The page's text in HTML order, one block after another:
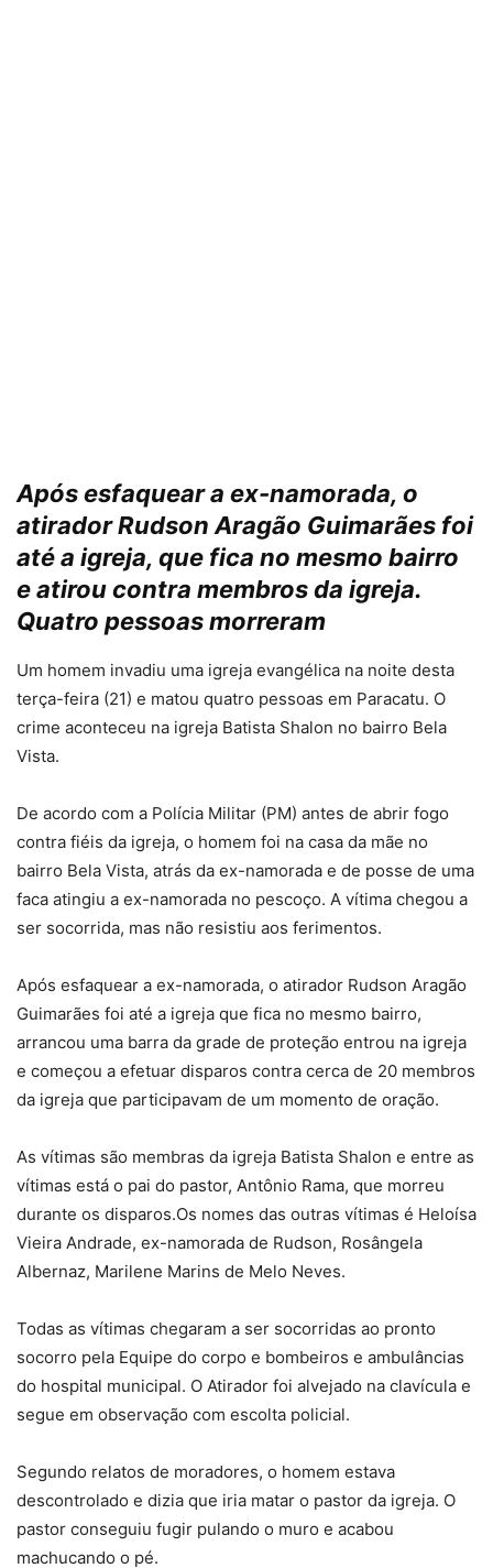
Após esfaquear a ex-namorada, o
atirador Rudson Aragão Guimarães foi
até a igreja, que fica no mesmo bairro
e atirou contra membros da igreja.
Quatro pessoas morreram
Um homem invadiu uma igreja evangélica na noite desta
terça-feira (21) e matou quatro pessoas em Paracatu. O
crime aconteceu na igreja Batista Shalon no bairro Bela
Vista.
De acordo com a Polícia Militar (PM) antes de abrir fogo
contra fiéis da igreja, o homem foi na casa da mãe no
bairro Bela Vista, atrás da ex-namorada e de posse de uma
faca atingiu a ex-namorada no pescoço. A vítima chegou a
ser socorrida, mas não resistiu aos ferimentos.
Após esfaquear a ex-namorada, o atirador Rudson Aragão
Guimarães foi até a igreja que fica no mesmo bairro,
arrancou uma barra da grade de proteção entrou na igreja
e começou a efetuar disparos contra cerca de 20 membros
da igreja que participavam de um momento de oração.
As vítimas são membras da igreja Batista Shalon e entre as
vítimas está o pai do pastor, Antônio Rama, que morreu
durante os disparos.Os nomes das outras vítimas é Heloísa
Vieira Andrade, ex-namorada de Rudson, Rosângela
Albernaz, Marilene Marins de Melo Neves.
Todas as vítimas chegaram a ser socorridas ao pronto
socorro pela Equipe do corpo e bombeiros e ambulâncias
do hospital municipal. O Atirador foi alvejado na clavícula e
segue em observação com escolta policial.
Segundo relatos de moradores, o homem estava
descontrolado e dizia que iria matar o pastor da igreja. O
pastor conseguiu fugir pulando o muro e acabou
machucando o pé.